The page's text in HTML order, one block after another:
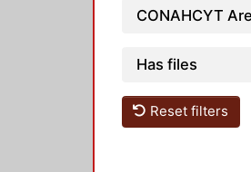
CONAHCYT
Has files
Reset filters